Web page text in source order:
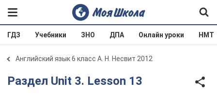
ГДЗ Учебники ЗНО ДПА Онлайн уроки НМТ
Английский язык 6 класс А. Н. Несвит 2012
Раздел Unit 3. Lesson 13